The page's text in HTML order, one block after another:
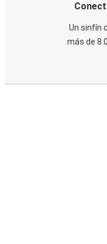
Un sinfín
más de